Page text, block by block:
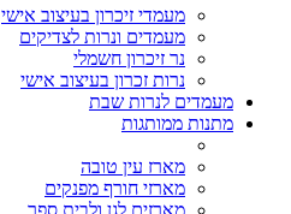
מעמדי זיכרון בעיצוב אישי
מעמדים ונרות לצדיקים
נר זיכרון חשמלי
נרות זכרון בעיצוב אישי
מעמדים לנרות שבת
מתנות ממותגות
מארז עין טובה
מארזי חורף מפנקים
מארזים לגן ולבית ספר